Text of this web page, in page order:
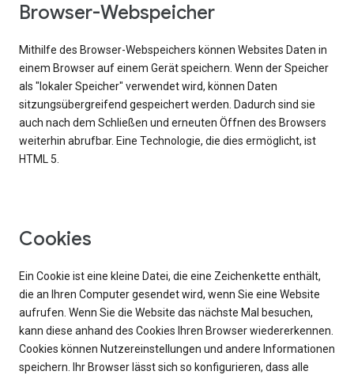
Browser-Webspeicher
Mithilfe des Browser-Webspeichers können Websites Daten in
einem Browser auf einem Gerät speichern. Wenn der Speicher
als "lokaler Speicher" verwendet wird, können Daten
sitzungsübergreifend gespeichert werden. Dadurch sind sie
auch nach dem Schließen und erneuten Öffnen des Browsers
weiterhin abrufbar. Eine Technologie, die dies ermöglicht, ist
HTML 5.
Cookies
Ein Cookie ist eine kleine Datei, die eine Zeichenkette enthält,
die an Ihren Computer gesendet wird, wenn Sie eine Website
aufrufen. Wenn Sie die Website das nächste Mal besuchen,
kann diese anhand des Cookies Ihren Browser wiedererkennen.
Cookies können Nutzereinstellungen und andere Informationen
speichern. Ihr Browser lässt sich so konfigurieren, dass alle